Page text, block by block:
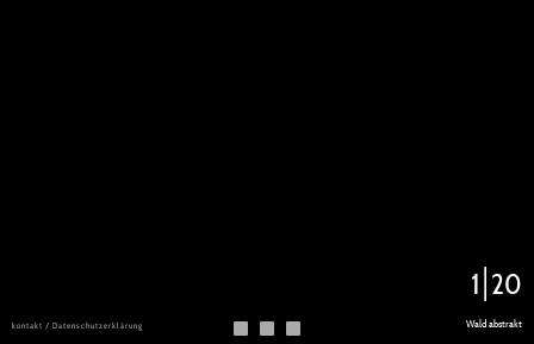
1 20
Wald abstrakt
kontakt / Datenschutzerklärung